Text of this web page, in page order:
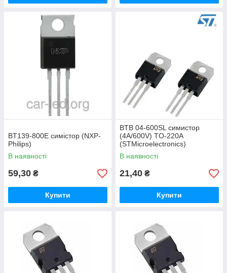
BT139-800E симістор (NXP-
Philips)
В наявності
59,30 ₴
Купити
BTB 04-600SL симистор
(4A/600V) TO-220A
(STMicroelectronics)
В наявності
21,40 ₴
Купити